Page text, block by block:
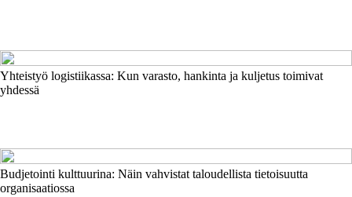
Yhteistyö logistiikassa: Kun varasto, hankinta ja kuljetus toimivat
yhdessä
Budjetointi kulttuurina: Näin vahvistat taloudellista tietoisuutta
organisaatiossa